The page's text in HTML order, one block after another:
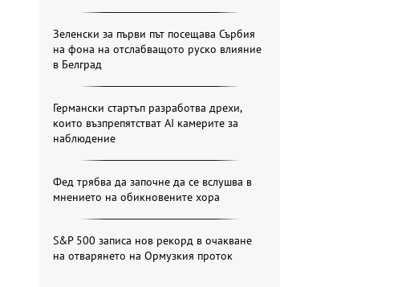
Зеленски за първи път посещава Сърбия
на фона на отслабващото руско влияние
в Белград
Германски стартъп разработва дрехи,
които възпрепятстват AI камерите за
наблюдение
Фед трябва да започне да се вслушва в
мнението на обикновените хора
S&P 500 записа нов рекорд в очакване
на отварянето на Ормузкия проток